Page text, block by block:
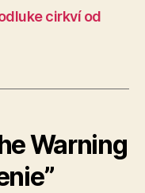
cirkví od
Warning